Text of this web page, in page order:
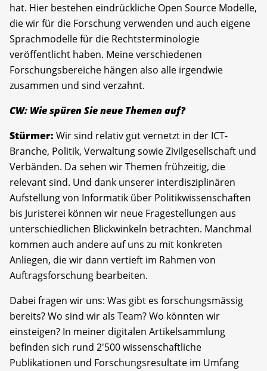
hat. Hier bestehen eindrückliche Open Source Modelle,
die wir für die Forschung verwenden und auch eigene
Sprachmodelle für die Rechtsterminologie
veröffentlicht haben. Meine verschiedenen
Forschungsbereiche hängen also alle irgendwie
zusammen und sind verzahnt.
CW: Wie spüren Sie neue Themen auf?
Stürmer: Wir sind relativ gut vernetzt in der ICT-
Branche, Politik, Verwaltung sowie Zivilgesellschaft und
Verbänden. Da sehen wir Themen frühzeitig, die
relevant sind. Und dank unserer interdisziplinären
Aufstellung von Informatik über Politikwissenschaften
bis Juristerei können wir neue Fragestellungen aus
unterschiedlichen Blickwinkeln betrachten. Manchmal
kommen auch andere auf uns zu mit konkreten
Anliegen, die wir dann vertieft im Rahmen von
Auftragsforschung bearbeiten.
Dabei fragen wir uns: Was gibt es forschungsmässig
bereits? Wo sind wir als Team? Wo könnten wir
einsteigen? In meiner digitalen Artikelsammlung
befinden sich rund 2'500 wissenschaftliche
Publikationen und Forschungsresultate im Umfang